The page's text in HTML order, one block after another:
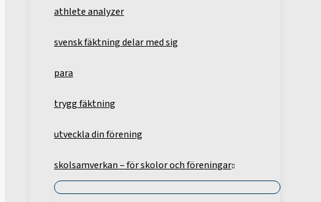
athlete analyzer
svensk fäktning delar med sig
para
trygg fäktning
utveckla din förening
skolsamverkan – för skolor och föreningar